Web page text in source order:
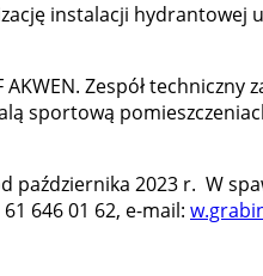
instalacji hydrantowej
Zespół
sportową
października 2023 r. W
646 01 62, e-mail: